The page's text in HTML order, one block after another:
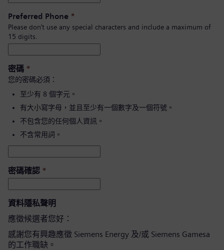
Preferred Phone *
Please don’t use any special characters and include a maximum of
15 digits.
密碼 *
您的密碼必須：
至少有 8 個字元。
有大小寫字母，並且至少有一個數字及一個符號。
不包含您的任何個人資訊。
不含常用詞。
密碼確認 *
資料隱私聲明
應徵候選者您好：
感謝您有興趣應徵 Siemens Energy 及/或 Siemens Gamesa
的工作職缺。